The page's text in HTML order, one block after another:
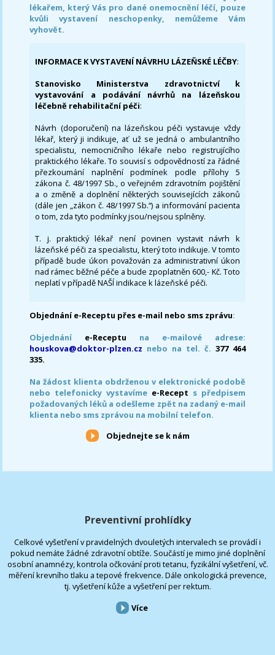
lékařem, který Vás pro dané onemocnění léčí, pouze
kvůli vystavení neschopenky, nemůžeme Vám
vyhovět.
INFORMACE K VYSTAVENÍ NÁVRHU LÁZEŇSKÉ LÉČBY:
Stanovisko Ministerstva zdravotnictví k
vystavování a podávání návrhů na lázeňskou
léčebně rehabilitační péči:
Návrh (doporučení) na lázeňskou péči vystavuje vždy
lékař, který ji indikuje, ať už se jedná o ambulantního
specialistu, nemocničního lékaře nebo registrujícího
praktického lékaře. To souvisí s odpovědností za řádné
přezkoumání naplnění podmínek podle přílohy 5
zákona č. 48/1997 Sb., o veřejném zdravotním pojištění
a o změně a doplnění některých souvisejících zákonů
(dále jen „zákon č. 48/1997 Sb.“) a informování pacienta
o tom, zda tyto podmínky jsou/nejsou splněny.
T. j. praktický lékař není povinen vystavit návrh k
lázeňské péči za specialistu, který toto indikuje. V tomto
případě bude úkon považován za administrativní úkon
nad rámec běžné péče a bude zpoplatněn 600,- Kč. Toto
neplatí v případě NAŠÍ indikace k lázeňské péči.
Objednání e-Receptu přes e-mail nebo sms zprávu:
Objednání e-Receptu na e-mailové adrese:
houskova@doktor-plzen.cz nebo na tel. č. 377 464
335.
Na žádost klienta obdrženou v elektronické podobě
nebo telefonicky vystavíme e-Recept s předpisem
požadovaných léků a odešleme zpět na zadaný e-mail
klienta nebo sms zprávou na mobilní telefon.
Objednejte se k nám
Preventivní prohlídky
Celkové vyšetření v pravidelných dvouletých intervalech se provádí i
pokud nemáte žádné zdravotní obtíže. Součástí je mimo jiné doplnění
osobní anamnézy, kontrola očkování proti tetanu, fyzikální vyšetření, vč.
měření krevního tlaku a tepové frekvence. Dále onkologická prevence,
tj. vyšetření kůže a vyšetření per rektum.
Více